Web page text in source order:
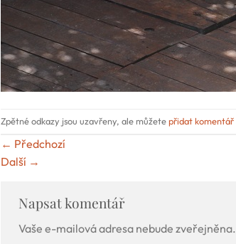
Zpětné odkazy jsou uzavřeny, ale můžetepřidat komentář
← Předchozí
Další →
Napsat komentář
Vaše e-mailová adresa nebude zveřejněna.